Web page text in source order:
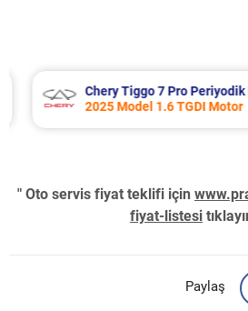
Chery Tiggo 7 Pro Periyodik
2025 Model 1.6 TGDI Motor
" Oto servis fiyat teklifi için
fiyat-listesi
Paylaş